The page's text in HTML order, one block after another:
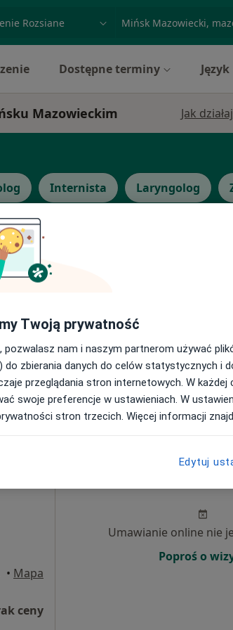
badanie lub nazwiskomiasto lub dzielnica
Dostępne terminy Język
Mazowieckim Jak
Internista Laryngolog
·
EMG - MED - Gabinet Neurologiczny, Badania EMG, dr n. med. M. Durka-Kęsy, specjalista neurolog
300 zł
• Mapa
ceny
Jutro
Umawianie online nie
Poproś o
Twoją prywatność
pozwalasz nam i naszym partnerom używać
do zbierania danych do celów statystycznych i
przeglądania stron internetowych. W każdej
swoje preferencje w ustawieniach. W
stron trzecich. Więcej informacji
Edytuj